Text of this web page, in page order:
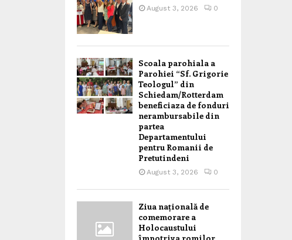
August 3, 2026 0
Scoala parohiala a
Parohiei “Sf. Grigorie
Teologul” din
Schiedam/Rotterdam
beneficiaza de fonduri
nerambursabile din
partea
Departamentului
pentru Romanii de
Pretutindeni
August 3, 2026 0
Ziua națională de
comemorare a
Holocaustului